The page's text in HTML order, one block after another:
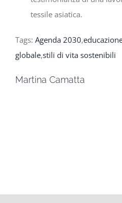
tessile asiatica.
Tags: Agenda 2030,
globale,stili di vita sostenibili
Martina Camatta